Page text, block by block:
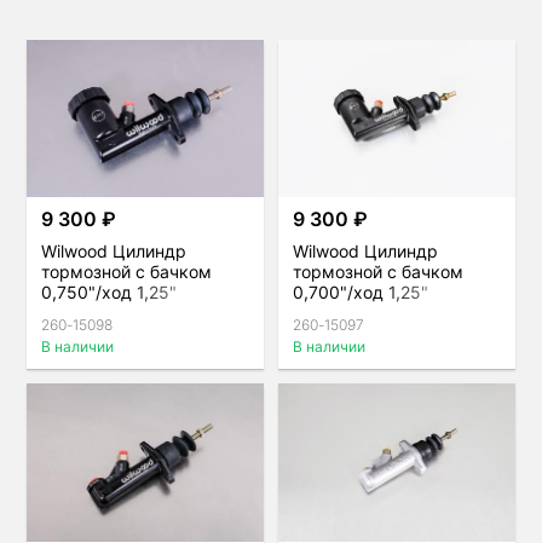
9 300 ₽
Wilwood Цилиндр
тормозной с бачком
0,750"/ход 1,25"
260-15098
В наличии
9 300 ₽
Wilwood Цилиндр
тормозной с бачком
0,700"/ход 1,25"
260-15097
В наличии